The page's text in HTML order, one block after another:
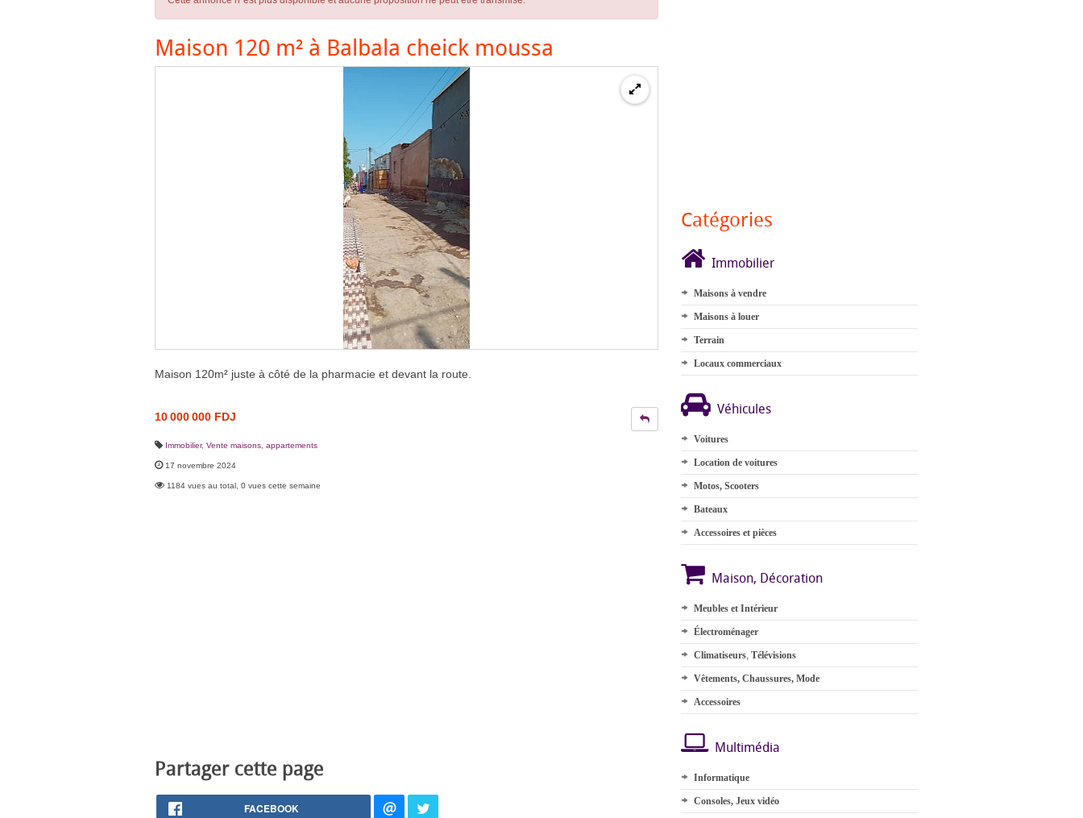
Maison 120 m² à Balbala cheick moussa
Maison 120m² juste à côté de la pharmacie et devant la route.
10 000 000 FDJ
Immobilier, Vente maisons, appartements
17 novembre 2024
1184 vues au total, 0 vues cette semaine
Partager cette page
FACEBOOK
Catégories
Immobilier
Maisons à vendre
Maisons à louer
Terrain
Locaux commerciaux
Véhicules
Voitures
Location de voitures
Motos, Scooters
Bateaux
Accessoires et pièces
Maison, Décoration
Meubles et Intérieur
Électroménager
Climatiseurs, Télévisions
Vêtements, Chaussures, Mode
Accessoires
Multimédia
Informatique
Consoles, Jeux vidéo